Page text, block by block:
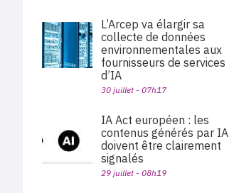
L’Arcep va élargir sa
collecte de données
environnementales aux
fournisseurs de services
d’IA
30 juillet - 07h17
IA Act européen : les
contenus générés par IA
doivent être clairement
signalés
29 juillet - 08h19